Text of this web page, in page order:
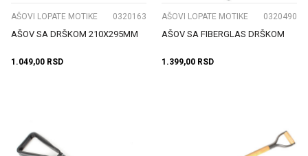
AŠOVI LOPATE MOTIKE 0320163
AŠOV SA DRŠKOM 210X295MM
1.049,00 RSD
AŠOVI LOPATE MOTIKE 0320490
AŠOV SA FIBERGLAS DRŠKOM
1.399,00 RSD